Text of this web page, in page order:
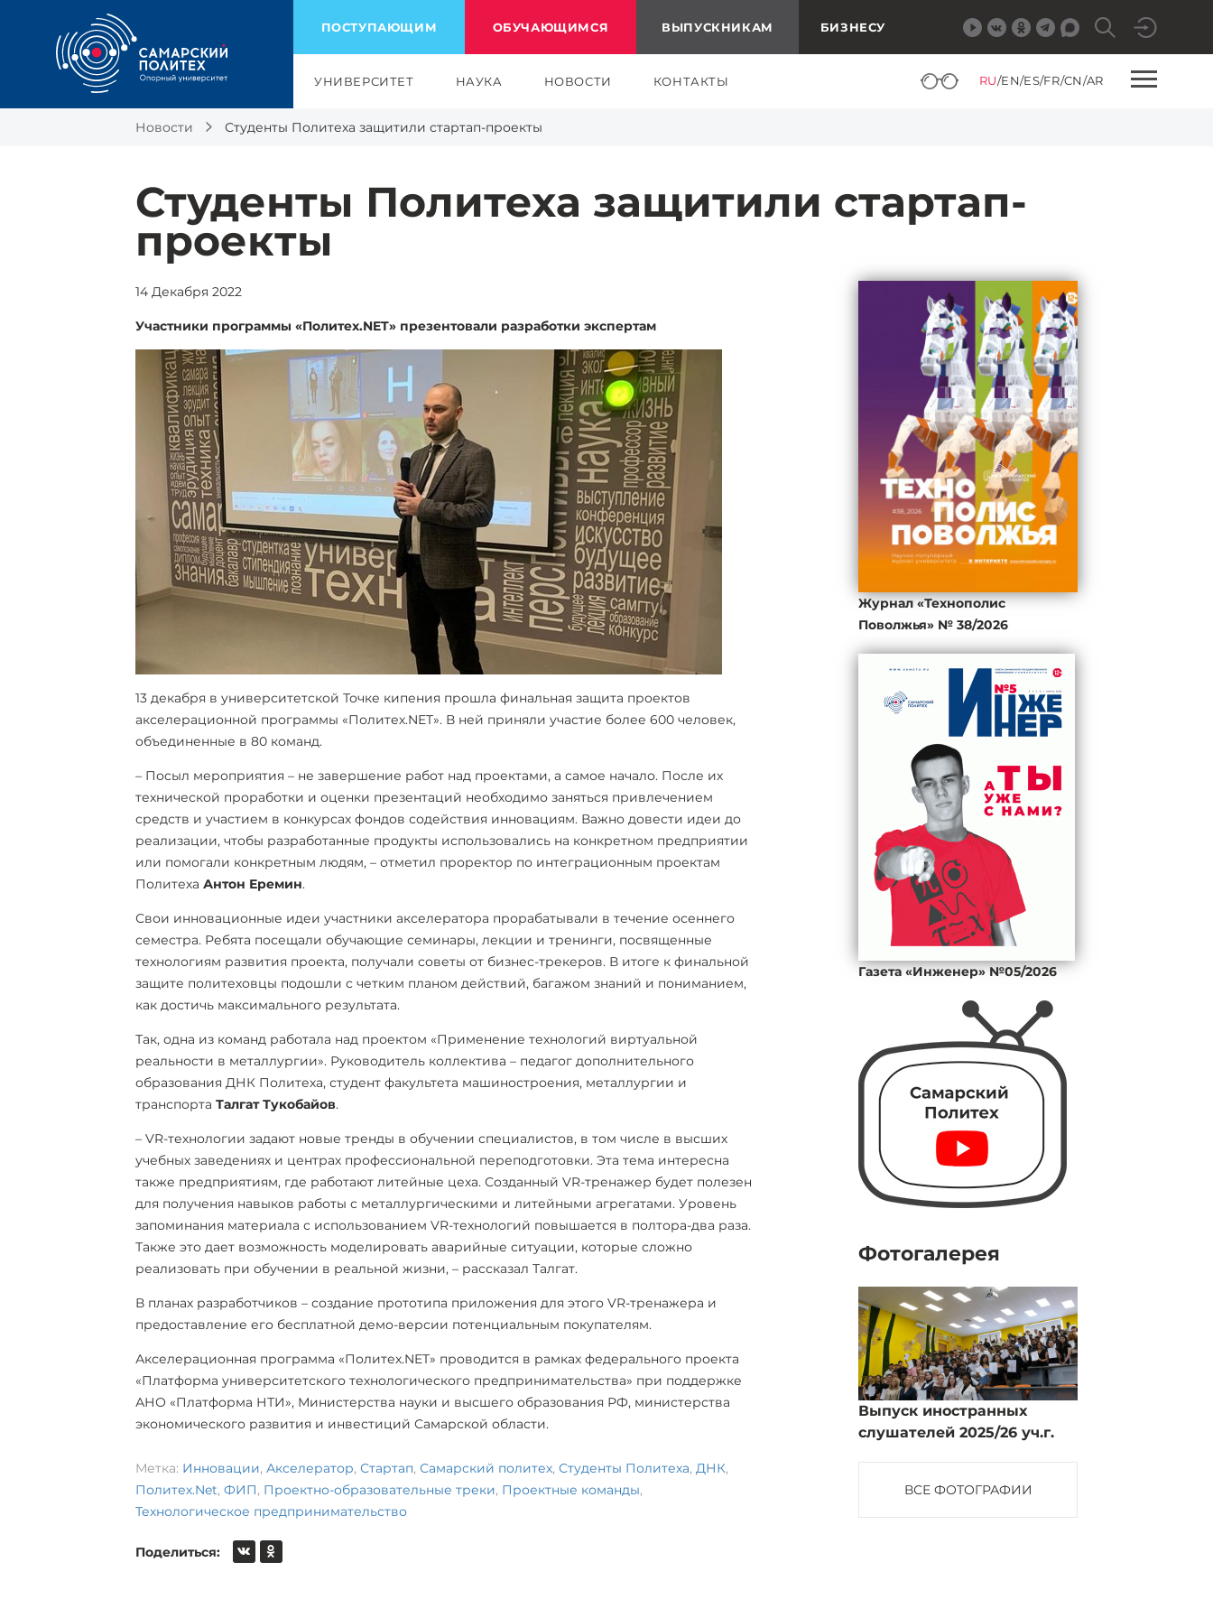
ПОСТУПАЮЩИМ ОБУЧАЮЩИМСЯ ВЫПУСКНИКАМ БИЗНЕСУ
УНИВЕРСИТЕТ НАУКА НОВОСТИ КОНТАКТЫ RU/EN/ES/FR/CN/AR
Новости Студенты Политеха защитили стартап-проекты
Студенты Политеха защитили стартап-
проекты
14 Декабря 2022
Участники программы «Политех.NET» презентовали разработки экспертам
13 декабря в университетской Точке кипения прошла финальная защита проектов
акселерационной программы «Политех.NET». В ней приняли участие более 600 человек,
объединенные в 80 команд.
– Посыл мероприятия – не завершение работ над проектами, а самое начало. После их
технической проработки и оценки презентаций необходимо заняться привлечением
средств и участием в конкурсах фондов содействия инновациям. Важно довести идеи до
реализации, чтобы разработанные продукты использовались на конкретном предприятии
или помогали конкретным людям, – отметил проректор по интеграционным проектам
Политеха Антон Еремин.
Свои инновационные идеи участники акселератора прорабатывали в течение осеннего
семестра. Ребята посещали обучающие семинары, лекции и тренинги, посвященные
технологиям развития проекта, получали советы от бизнес-трекеров. В итоге к финальной
защите политеховцы подошли с четким планом действий, багажом знаний и пониманием,
как достичь максимального результата.
Так, одна из команд работала над проектом «Применение технологий виртуальной
реальности в металлургии». Руководитель коллектива – педагог дополнительного
образования ДНК Политеха, студент факультета машиностроения, металлургии и
транспорта Талгат Тукобайов.
– VR-технологии задают новые тренды в обучении специалистов, в том числе в высших
учебных заведениях и центрах профессиональной переподготовки. Эта тема интересна
также предприятиям, где работают литейные цеха. Созданный VR-тренажер будет полезен
для получения навыков работы с металлургическими и литейными агрегатами. Уровень
запоминания материала с использованием VR-технологий повышается в полтора-два раза.
Также это дает возможность моделировать аварийные ситуации, которые сложно
реализовать при обучении в реальной жизни, – рассказал Талгат.
В планах разработчиков – создание прототипа приложения для этого VR-тренажера и
предоставление его бесплатной демо-версии потенциальным покупателям.
Акселерационная программа «Политех.NET» проводится в рамках федерального проекта
«Платформа университетского технологического предпринимательства» при поддержке
АНО «Платформа НТИ», Министерства науки и высшего образования РФ, министерства
экономического развития и инвестиций Самарской области.
Метка: Инновации, Акселератор, Стартап, Самарский политех, Студенты Политеха, ДНК,
Политех.Net, ФИП, Проектно-образовательные треки, Проектные команды,
Технологическое предпринимательство
Поделиться:
Журнал «Технополис
Поволжья» № 38/2026
Газета «Инженер» №05/2026
Фотогалерея
Выпуск иностранных
слушателей 2025/26 уч.г.
ВСЕ ФОТОГРАФИИ